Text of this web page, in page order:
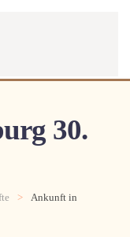
30.
Ankunft in